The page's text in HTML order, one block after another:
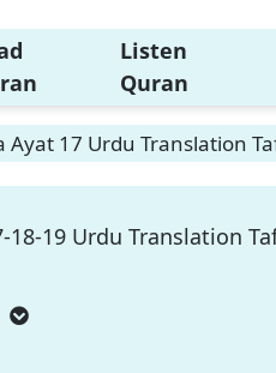
Listen
Quran
Ayat 17 Urdu Translation
18-19 Urdu Translation